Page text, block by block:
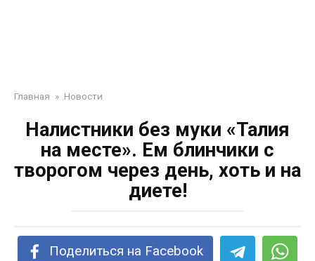
Главная » Новости
Налистники без муки «Талия
на месте». Ем блинчики с
творогом через день, хоть и на
диете!
Поделиться на Facebook